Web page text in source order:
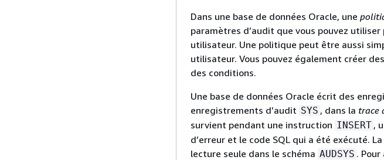
Dans une base de données Oracle, une
paramètres d’audit que vous pouvez
utilisateur. Une politique peut être aussi
utilisateur. Vous pouvez également créer
des conditions.
Une base de données Oracle écrit des
enregistrements d’audit SYS , dans la trace
survient pendant une instruction INSERT ,
d’erreur et le code SQL qui a été exécuté.
lecture seule dans le schéma AUDSYS .